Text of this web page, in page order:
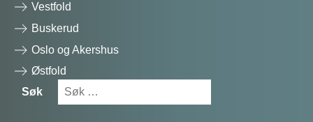
Vestfold
Buskerud
Oslo og Akershus
Østfold
Søk
Søk
etter: